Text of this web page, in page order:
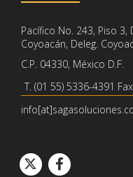
Pacífico No. 243, Piso 3,
Coyoacán, Deleg.
C.P. 04330, México D.F.
T. (01 55) 5336-4391
Icono de
Icono